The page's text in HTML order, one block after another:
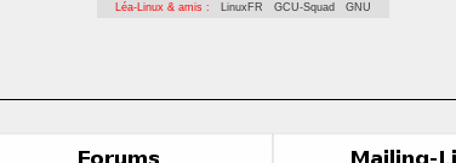
Léa-Linux & amis : LinuxFR GCU-Squad GNU